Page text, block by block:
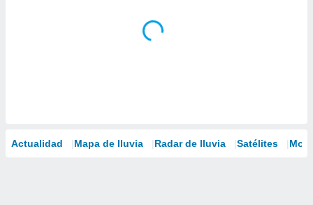
Actualidad Mapa de lluvia Radar de lluvia Satélites